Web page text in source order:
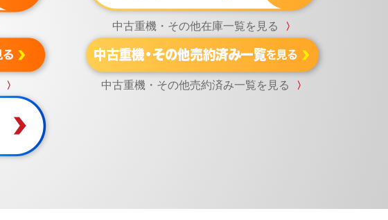
中古重機・その他在庫一覧を見る 〉
〉 中古重機・その他売約済み一覧を見る 〉